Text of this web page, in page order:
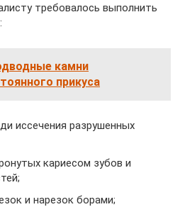
требовалось выполнить
камни
прикуса
иссечения разрушенных
кариесом зубов и
и нарезок борами;